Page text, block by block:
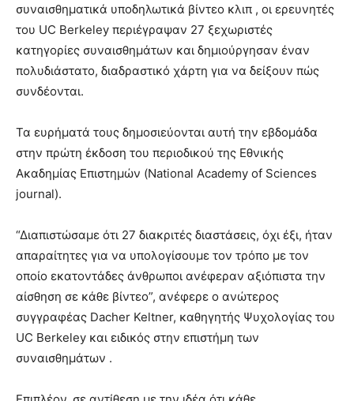
συναισθηματικά υποδηλωτικά βίντεο κλιπ , οι ερευνητές
του UC Berkeley περιέγραψαν 27 ξεχωριστές
κατηγορίες συναισθημάτων και δημιούργησαν έναν
πολυδιάστατο, διαδραστικό χάρτη για να δείξουν πώς
συνδέονται.
Τα ευρήματά τους δημοσιεύονται αυτή την εβδομάδα
στην πρώτη έκδοση του περιοδικού της Εθνικής
Ακαδημίας Επιστημών (National Academy of Sciences
journal).
“Διαπιστώσαμε ότι 27 διακριτές διαστάσεις, όχι έξι, ήταν
απαραίτητες για να υπολογίσουμε τον τρόπο με τον
οποίο εκατοντάδες άνθρωποι ανέφεραν αξιόπιστα την
αίσθηση σε κάθε βίντεο”, ανέφερε ο ανώτερος
συγγραφέας Dacher Keltner, καθηγητής Ψυχολογίας του
UC Berkeley και ειδικός στην επιστήμη των
συναισθημάτων .